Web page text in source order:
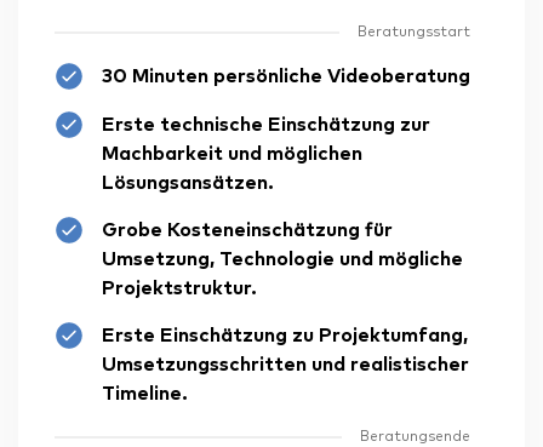
Beratungsstart
30 Minuten persönliche Videoberatung
Erste technische Einschätzung zur
Machbarkeit und möglichen
Lösungsansätzen.
Grobe Kosteneinschätzung für
Umsetzung, Technologie und mögliche
Projektstruktur.
Erste Einschätzung zu Projektumfang,
Umsetzungsschritten und realistischer
Timeline.
Beratungsende